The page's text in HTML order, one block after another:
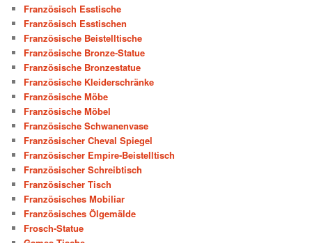
Französisch Esstische
Französisch Esstischen
Französische Beistelltische
Französische Bronze-Statue
Französische Bronzestatue
Französische Kleiderschränke
Französische Möbe
Französische Möbel
Französische Schwanenvase
Französischer Cheval Spiegel
Französischer Empire-Beistelltisch
Französischer Schreibtisch
Französischer Tisch
Französisches Mobiliar
Französisches Ölgemälde
Frosch-Statue